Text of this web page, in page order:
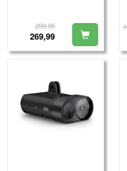
299,99
269,99